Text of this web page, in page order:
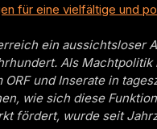
für eine vielfältige und
ein aussichtsloser
Als
und Inserate in
wie sich diese
fördert, wurde seit